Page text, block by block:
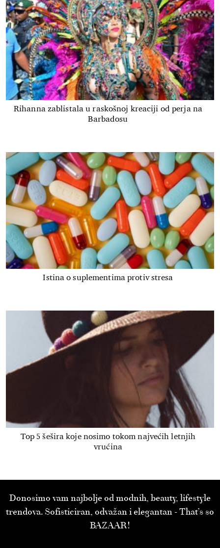
Rihanna zablistala u raskošnoj kreaciji od perja na
Barbadosu
Istina o suplementima protiv stresa
Top 5 šešira koje nosimo tokom najvećih letnjih
vrućina
Donosimo vam najbolje od modnih, beauty, lifestyle
trendova. Sofisticiran, odvažan i elegantan - That’s so
BAZAAR!